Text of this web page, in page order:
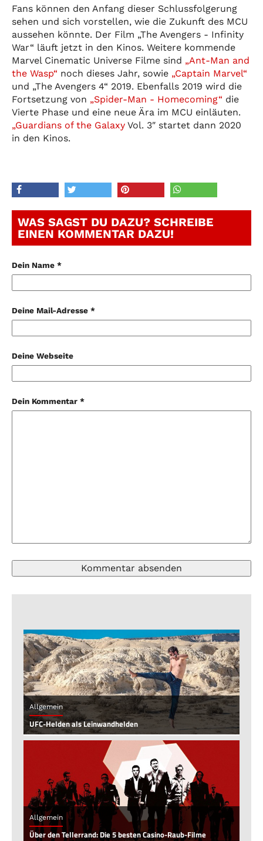
Fans können den Anfang dieser Schlussfolgerung
sehen und sich vorstellen, wie die Zukunft des MCU
aussehen könnte. Der Film „The Avengers - Infinity
War“ läuft jetzt in den Kinos. Weitere kommende
Marvel Cinematic Universe Filme sind „Ant-Man and
the Wasp“ noch dieses Jahr, sowie „Captain Marvel“
und „The Avengers 4“ 2019. Ebenfalls 2019 wird die
Fortsetzung von „Spider-Man - Homecoming“ die
Vierte Phase und eine neue Ära im MCU einläuten.
„Guardians of the Galaxy Vol. 3″ startet dann 2020
in den Kinos.
WAS SAGST DU DAZU? SCHREIBE
EINEN KOMMENTAR DAZU!
Dein Name *
Deine Mail-Adresse *
Deine Webseite
Dein Kommentar *
Allgemein
UFC-Helden als Leinwandhelden
Allgemein
Über den Tellerrand: Die 5 besten Casino-Raub-Filme